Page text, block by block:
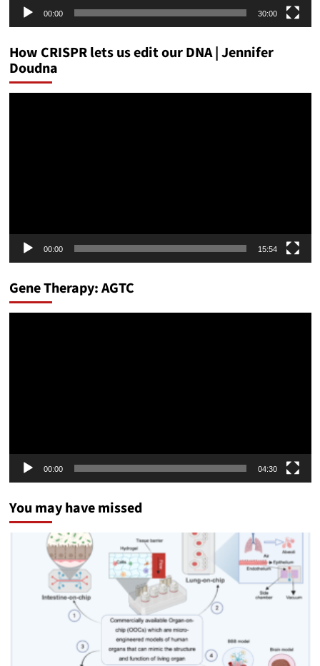
00:00 30:00
How CRISPR lets us edit our DNA | Jennifer
Doudna
00:00 15:54
Gene Therapy: AGTC
00:00 04:30
You may have missed